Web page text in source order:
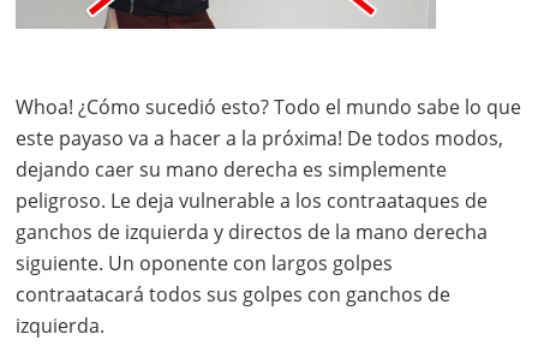
Whoa! ¿Cómo sucedió esto? Todo el mundo sabe lo que
este payaso va a hacer a la próxima! De todos modos,
dejando caer su mano derecha es simplemente
peligroso. Le deja vulnerable a los contraataques de
ganchos de izquierda y directos de la mano derecha
siguiente. Un oponente con largos golpes
contraatacará todos sus golpes con ganchos de
izquierda.